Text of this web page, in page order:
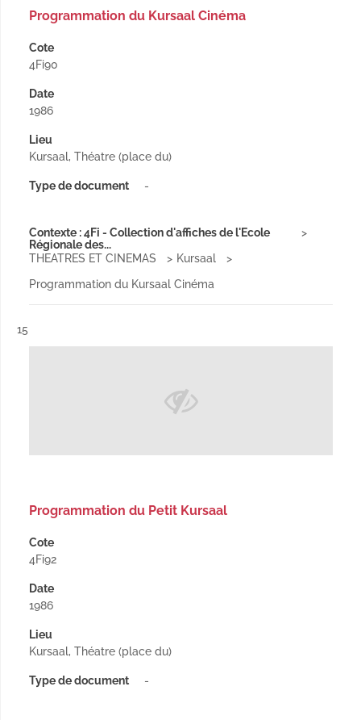
Programmation du Kursaal Cinéma
Cote
4Fi90
Date
1986
Lieu
Kursaal, Théatre (place du)
Type de document -
Contexte : 4Fi - Collection d'affiches de l'Ecole
Régionale des...
THEATRES ET CINEMAS
Kursaal
Programmation du Kursaal Cinéma
Résultat n°
15
Programmation du Petit Kursaal
Cote
4Fi92
Date
1986
Lieu
Kursaal, Théatre (place du)
Type de document -